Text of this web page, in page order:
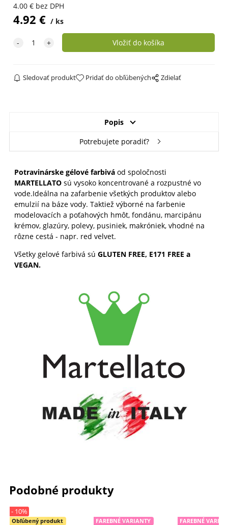
40LCG002
Tyrkysová, kód: 40LCG026 skladom +5
4.00€ bez DPH
4.92 € ks
Sledovať produkt Pridať do obľúbených Zdielať
Popis
Potrebujete poradiť?
Potravinárske gélové farbiváod spoločnosti
MARTELLATOsú vysoko koncentrované a rozpustné vo
vode.Ideálna na zafarbenie všetkých produktov alebo
emulzií na báze vody. Taktiež výborné na farbenie
modelovacích a poťahových hmôt, fondánu, marcipánu
krémov, glazúry, polevy, pusiniek, makróniek, vhodné na
rôzne cestá - napr. red velvet.
Všetky gelové farbivá sú GLUTEN FREE, E171 FREE a
VEGAN.
Podobné produkty
Obľúbený produkt
- 10%
FAREBNÉ VARIANTY FAREBNÉ